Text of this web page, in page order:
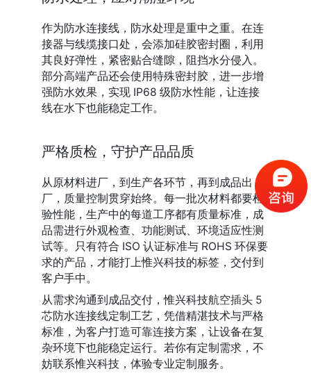
作为防水连接线，防水处理是重中之重。在连
接器与线缆接口处，会添加硅胶密封圈，利用
其良好弹性，紧密贴合缝隙，阻挡水分侵入。
部分高端产品还会使用特殊密封胶，进一步增
强防水效果，实现 IP68 级防水性能，让连接
线在水下也能稳定工作。
严格质检，守护产品品质
从原材料进厂，到生产各环节，再到成品出
厂，质量控制贯穿始终。每一批次材料都要检
验性能，生产中的每道工序都有质量标准，成
品需进行外观检查、功能测试、环境适应性测
试等。只有符合 ISO 认证标准与 ROHS 环保要
求的产品，才能打上惟兴科技的标签，交付到
客户手中。
从需求沟通到成品交付，惟兴科技航空插头 5
芯防水连接线定制工艺，凭借精湛技术与严格
标准，为客户打造可靠连接方案，让设备在复
杂环境下也能稳定运行。若你有定制需求，不
妨联系惟兴科技，体验专业定制服务。